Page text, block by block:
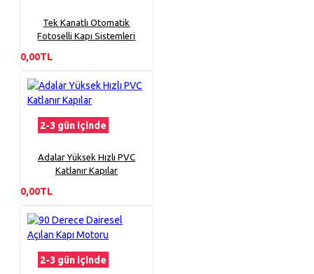
Tek Kanatlı Otomatik
Fotoselli Kapı Sistemleri
0,00TL
2-3 gün içinde
Adalar Yüksek Hızlı PVC
Katlanır Kapılar
0,00TL
2-3 gün içinde